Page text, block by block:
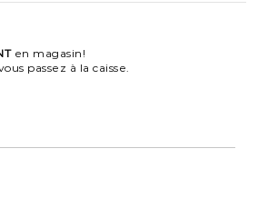
en magasin!
passez à la caisse.